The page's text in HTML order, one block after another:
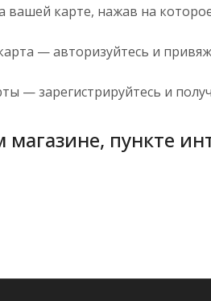
вашей карте, нажав на
— авторизуйтесь и
— зарегистрируйтесь и
пункте